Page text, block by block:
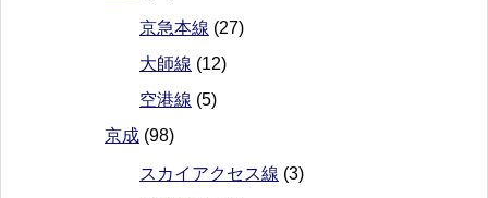
京急本線 (27)
大師線 (12)
空港線 (5)
京成 (98)
スカイアクセス線 (3)